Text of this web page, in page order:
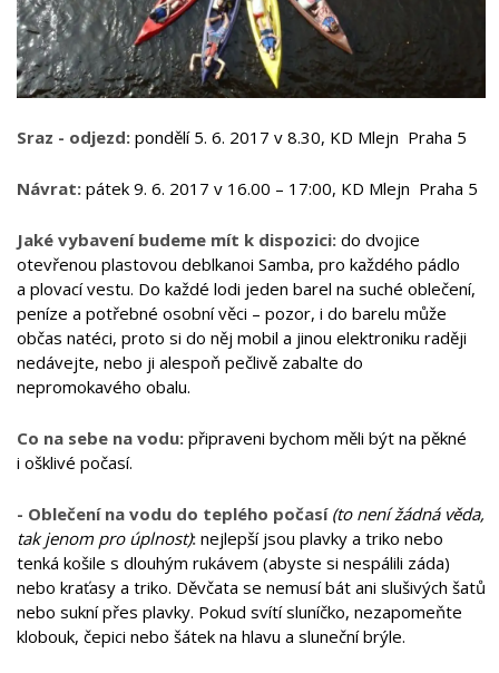
Sraz - odjezd: pondělí 5. 6. 2017 v 8.30, KD Mlejn Praha 5
Návrat: pátek 9. 6. 2017 v 16.00 – 17:00, KD Mlejn Praha 5
Jaké vybavení budeme mít k dispozici: do dvojice
otevřenou plastovou deblkanoi Samba, pro každého pádlo
a plovací vestu. Do každé lodi jeden barel na suché oblečení,
peníze a potřebné osobní věci – pozor, i do barelu může
občas natéci, proto si do něj mobil a jinou elektroniku raději
nedávejte, nebo ji alespoň pečlivě zabalte do
nepromokavého obalu.
Co na sebe na vodu: připraveni bychom měli být na pěkné
i ošklivé počasí.
- Oblečení na vodu do teplého počasí(to není žádná věda,
tak jenom pro úplnost): nejlepší jsou plavky a triko nebo
tenká košile s dlouhým rukávem (abyste si nespálili záda)
nebo kraťasy a triko. Děvčata se nemusí bát ani slušivých šatů
nebo sukní přes plavky. Pokud svítí sluníčko, nezapomeňte
klobouk, čepici nebo šátek na hlavu a sluneční brýle.